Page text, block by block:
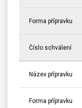
Forma přípravku
Číslo schválení
Název přípravku
Forma přípravku